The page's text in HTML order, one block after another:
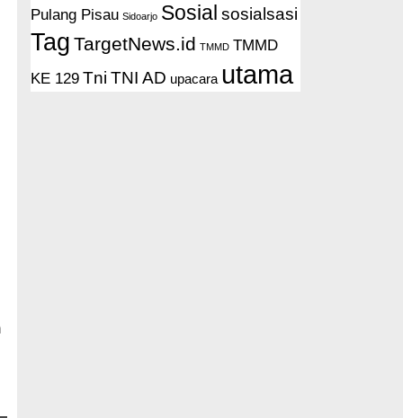
Pulang Pisau Sidoarjo Sosial sosialsasi
Tag TargetNews.id TMMD TMMD
KE 129 Tni TNI AD upacara utama